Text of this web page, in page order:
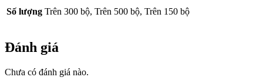
Số lượng Trên 300 bộ, Trên 500 bộ, Trên 150 bộ
Đánh giá
Chưa có đánh giá nào.